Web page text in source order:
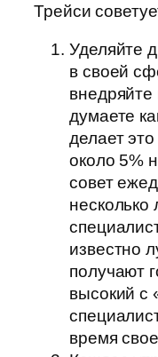
Трейси
Уделяйте
в своей
внедряйте
думаете
делает
около 5%
совет
известно
получают
высокий с
время